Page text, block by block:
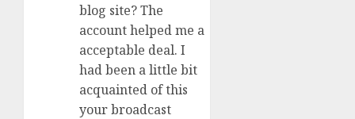
blog site? The
account helped me a
acceptable deal. I
had been a little bit
acquainted of this
your broadcast